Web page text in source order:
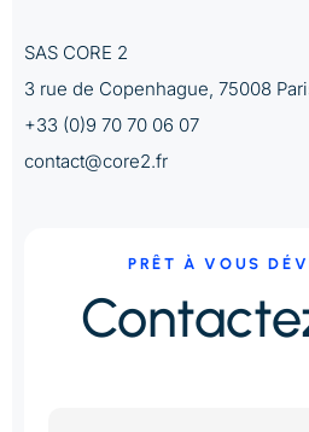
SAS CORE 2
3 rue de Copenhague, 75008
+33 (0)9 70 70 06 07
contact@core2.fr
PRÊT À VOUS